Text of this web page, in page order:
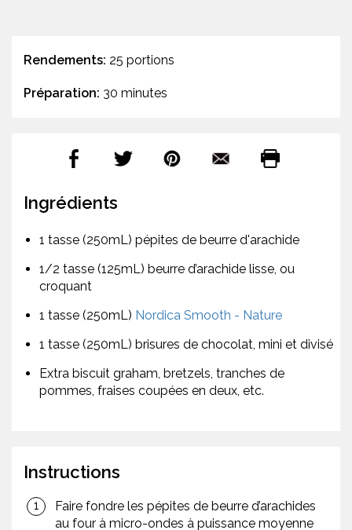
Rendements: 25 portions
Préparation: 30 minutes
Ingrédients
1 tasse (250mL) pépites de beurre d'arachide
1/2 tasse (125mL) beurre d’arachide lisse, ou
croquant
1 tasse (250mL) Nordica Smooth - Nature
1 tasse (250mL) brisures de chocolat, mini et divisé
Extra biscuit graham, bretzels, tranches de
pommes, fraises coupées en deux, etc.
Instructions
Faire fondre les pépites de beurre d’arachides
au four à micro-ondes à puissance moyenne